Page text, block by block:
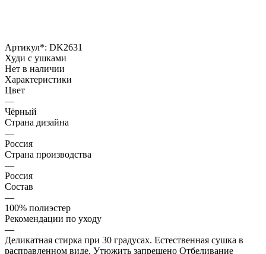
Артикул*: DK2631
Худи с ушками
Нет в наличии
Характеристики
Цвет
—
Чёрный
Страна дизайна
—
Россия
Страна производства
—
Россия
Состав
—
100% полиэстер
Рекомендации по уходу
—
Деликатная стирка при 30 градусах. Естественная сушка в
расправленном виде. Утюжить запрещено Отбеливание